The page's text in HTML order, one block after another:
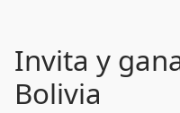
Invita y
Bolivia